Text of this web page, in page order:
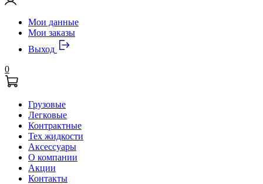
Мои данные
Мои заказы
Выход
0
Грузовые
Легковые
Контрактные
Тех жидкости
Аксессуары
О компании
Акции
Контакты